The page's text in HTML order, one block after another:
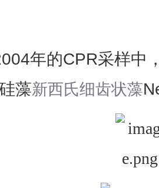
年的CPR采样中
藻新西氏细齿状藻